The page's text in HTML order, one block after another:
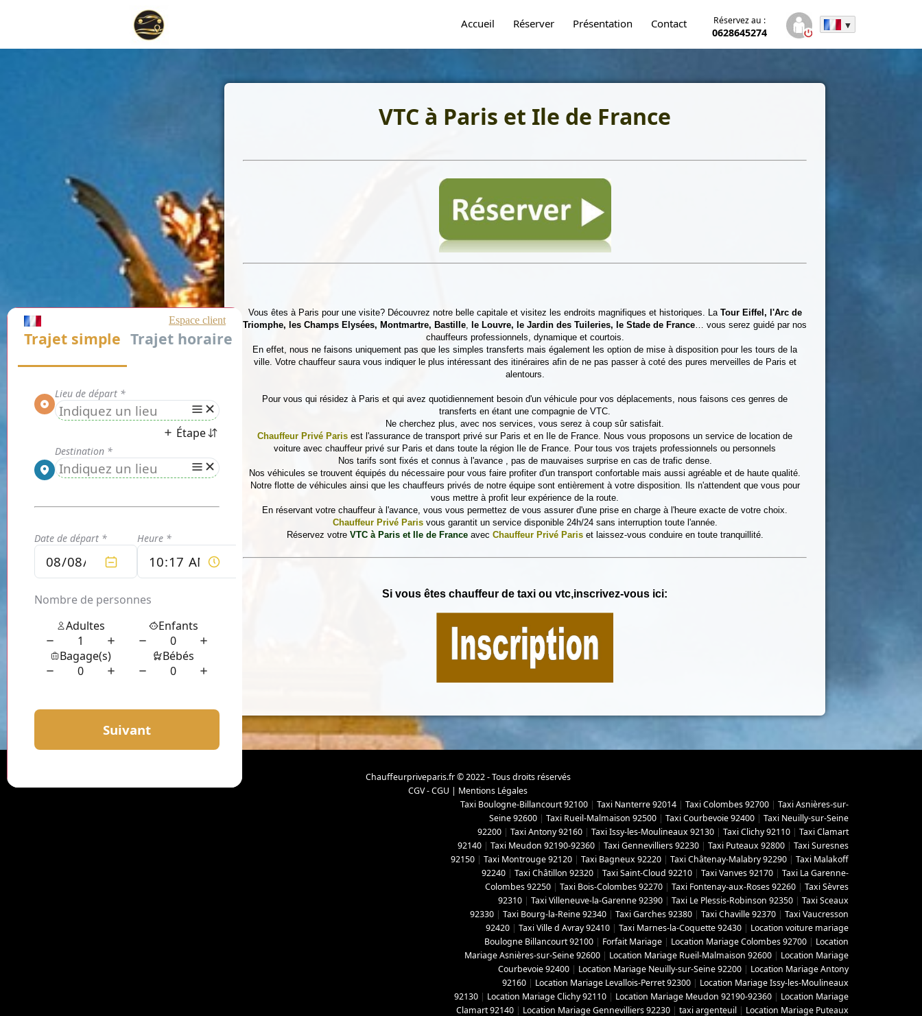
Accueil Réserver Présentation Contact Réservez au :
0628645274
VTC à Paris et Ile de France
Vous êtes à Paris pour une visite? Découvrez notre belle capitale et visitez les endroits magnifiques et historiques. La Tour Eiffel, l'Arc de
Triomphe, les Champs Elysées, Montmartre, Bastille le Louvre, le Jardin des Tuileries, le Stade de France … vous serez guidé par nos
chauffeurs professionnels, dynamique et courtois.
En effet, nous ne faisons uniquement pas que les simples transferts mais également les option de mise à disposition pour les tours de la
ville. Votre chauffeur saura vous indiquer le plus intéressant des itinéraires afin de ne pas passer à coté des pures merveilles de Paris et
alentours.
Pour vous qui résidez à Paris et qui avez quotidiennement besoin d'un véhicule pour vos déplacements, nous faisons ces genres de
transferts en étant une compagnie de VTC.
Ne cherchez plus, avec nos services, vous serez à coup sûr satisfait.
Chauffeur Privé Paris est l'assurance de transport privé sur Paris et en Ile de France. Nous vous proposons un service de location de
voiture avec chauffeur privé sur Paris et dans toute la région Ile de France. Pour tous vos trajets professionnels ou personnels
Nos tarifs sont fixés et connus à l'avance , pas de mauvaises surprise en cas de trafic dense.
Nos véhicules se trouvent équipés du nécessaire pour vous faire profiter d'un transport confortable mais aussi agréable et de haute qualité.
Notre flotte de véhicules ainsi que les chauffeurs privés de notre équipe sont entièrement à votre disposition. Ils n'attendent que vous pour
vous mettre à profit leur expérience de la route.
En réservant votre chauffeur à l'avance, vous vous permettez de vous assurer d'une prise en charge à l'heure exacte de votre choix.
Chauffeur Privé Parisvous garantit un service disponible 24h/24 sans interruption toute l'année.
Réservez votre VTC à Paris et Ile de Franceavec Chauffeur Privé Pariset laissez-vous conduire en toute tranquillité.
Si vous êtes chauffeur de taxi ou vtc,inscrivez-vous ici:
Chauffeurpriveparis.fr © 2022 - Tous droits réservés
CGV - CGU | Mentions Légales
Taxi Boulogne-Billancourt 92100 | Taxi Nanterre 92014 | Taxi Colombes 92700 | Taxi Asnières-sur-
Seine 92600 | Taxi Rueil-Malmaison 92500 | Taxi Courbevoie 92400 | Taxi Neuilly-sur-Seine
92200 | Taxi Antony 92160 | Taxi Issy-les-Moulineaux 92130 | Taxi Clichy 92110 | Taxi Clamart
92140 | Taxi Meudon 92190-92360 | Taxi Gennevilliers 92230 | Taxi Puteaux 92800 | Taxi Suresnes
92150 | Taxi Montrouge 92120 | Taxi Bagneux 92220 | Taxi Châtenay-Malabry 92290 | Taxi Malakoff
92240 | Taxi Châtillon 92320 | Taxi Saint-Cloud 92210 | Taxi Vanves 92170 | Taxi La Garenne-
Colombes 92250 | Taxi Bois-Colombes 92270 | Taxi Fontenay-aux-Roses 92260 | Taxi Sèvres
92310 | Taxi Villeneuve-la-Garenne 92390 | Taxi Le Plessis-Robinson 92350 | Taxi Sceaux
92330 | Taxi Bourg-la-Reine 92340 | Taxi Garches 92380 | Taxi Chaville 92370 | Taxi Vaucresson
92420 | Taxi Ville d Avray 92410 | Taxi Marnes-la-Coquette 92430 | Location voiture mariage
Boulogne Billancourt 92100 | Forfait Mariage | Location Mariage Colombes 92700 | Location
Mariage Asnières-sur-Seine 92600 | Location Mariage Rueil-Malmaison 92600 | Location Mariage
Courbevoie 92400 | Location Mariage Neuilly-sur-Seine 92200 | Location Mariage Antony
92160 | Location Mariage Levallois-Perret 92300 | Location Mariage Issy-les-Moulineaux
92130 | Location Mariage Clichy 92110 | Location Mariage Meudon 92190-92360 | Location Mariage
Clamart 92140 | Location Mariage Gennevilliers 92230 | taxi argenteuil | Location Mariage Puteaux